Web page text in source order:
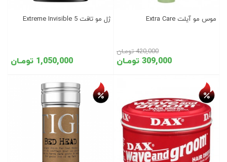
موس مو آیلت Extra Care
309,000 تومـان
420,000 تومـان
ژل مو تافت Extreme Invisible 5
1,050,000 تومـان